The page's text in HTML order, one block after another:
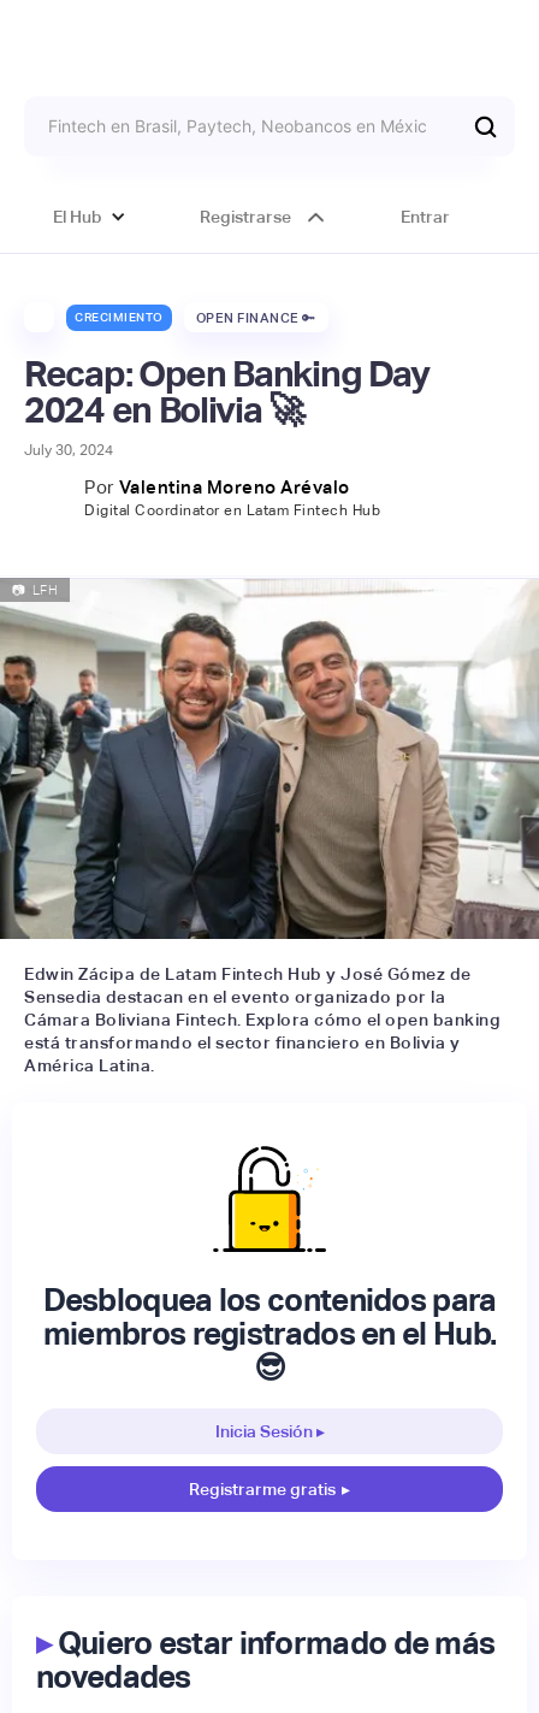
El Hub Registrarse Entrar
CRECIMIENTO OPEN FINANCE 🔑
Recap: Open Banking Day
2024 en Bolivia 🚀
July 30, 2024
Por Valentina Moreno Arévalo
Digital Coordinator en Latam Fintech Hub
📷 LFH
Edwin Zácipa de Latam Fintech Hub y José Gómez de
Sensedia destacan en el evento organizado por la
Cámara Boliviana Fintech. Explora cómo el open banking
está transformando el sector financiero en Bolivia y
América Latina.
Desbloquea los contenidos para
miembros registrados en el Hub.
😎
Inicia Sesión ▸
Registrarme gratis ▸
▸Quiero estar informado de más
novedades